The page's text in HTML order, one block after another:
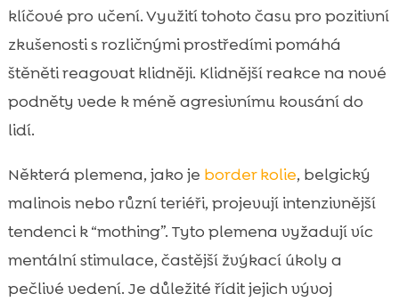
klíčové pro učení. Využití tohoto času pro pozitivní
zkušenosti s rozličnými prostředími pomáhá
štěněti reagovat klidněji. Klidnější reakce na nové
podněty vede k méně agresivnímu kousání do
lidí.
Některá plemena, jako je border kolie, belgický
malinois nebo různí teriéři, projevují intenzivnější
tendenci k “mothing”. Tyto plemena vyžadují víc
mentální stimulace, častější žvýkací úkoly a
pečlivé vedení. Je důležité řídit jejich vývoj